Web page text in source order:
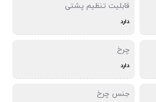
قابلیت تنظیم پشتی
دارد
چرخ
دارد
جنس چرخ